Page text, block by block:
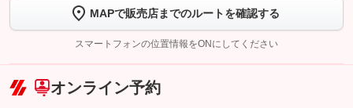
トーク画面で
ボタンをタップして問い合わせを
完了してください。
こちら
MAPで販売店までのルートを確認する
スマートフォンの位置情報をONにしてください
オンライン予約